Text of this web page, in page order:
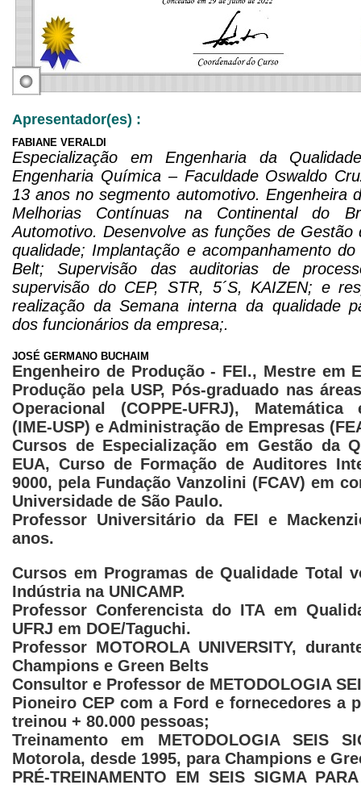
Apresentador(es) :
FABIANE VERALDI
Especialização em Engenharia da
Engenharia Química – Faculdade Oswaldo
13 anos no segmento automotivo. Engenheira
Melhorias Contínuas na Continental do
Automotivo. Desenvolve as funções de Gestão
qualidade; Implantação e acompanhamento
Belt; Supervisão das auditorias de
supervisão do CEP, STR, 5´S, KAIZEN; e
realização da Semana interna da qualidade
dos funcionários da empresa;.
JOSÉ GERMANO BUCHAIM
Engenheiro de Produção - FEI., Mestre em
Produção pela USP, Pós-graduado nas
Operacional (COPPE-UFRJ),
(IME-USP) e Administração de Empresas
Cursos de Especialização em Gestão da
EUA, Curso de Formação de Auditores
9000, pela Fundação Vanzolini (FCAV) em
Universidade de São Paulo.
Professor Universitário da FEI e
anos.
Cursos em Programas de Qualidade Total
Indústria na UNICAMP.
Professor Conferencista do ITA em
UFRJ em DOE/Taguchi.
Professor MOTOROLA UNIVERSITY,
Champions e Green Belts
Consultor e Professor de METODOLOGIA
Pioneiro CEP com a Ford e fornecedores a
treinou + 80.000 pessoas;
Treinamento em METODOLOGIA SEIS
Motorola, desde 1995, para Champions e
PRÉ-TREINAMENTO EM SEIS SIGMA